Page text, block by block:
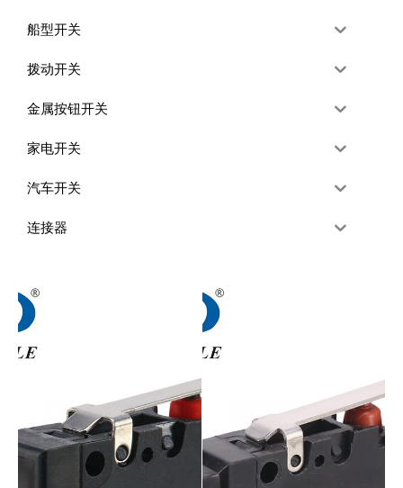
船型开关
拨动开关
金属按钮开关
家电开关
汽车开关
连接器